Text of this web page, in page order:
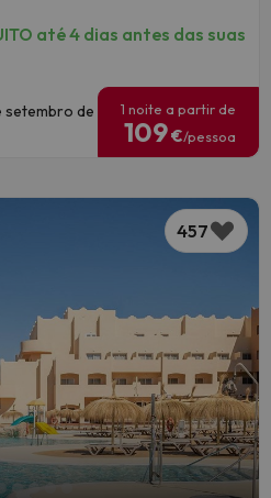
até 4 dias antes das suas
setembro de
1 noite a partir de
109€/pessoa
457